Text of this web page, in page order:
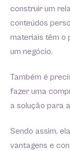
construir um
conteúdos
materiais têm
um negócio.
Também é
fazer uma
a solução para
Sendo assim,
vantagens e